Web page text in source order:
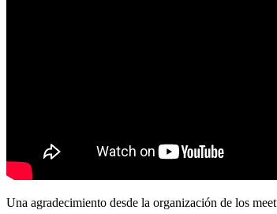
Una agradecimiento desde la organización de los